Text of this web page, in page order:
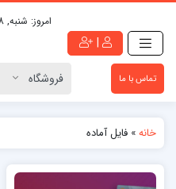
امروز: شنبه, 8 آگوست 2026
|
تماس با ما
خانه» فایل آماده